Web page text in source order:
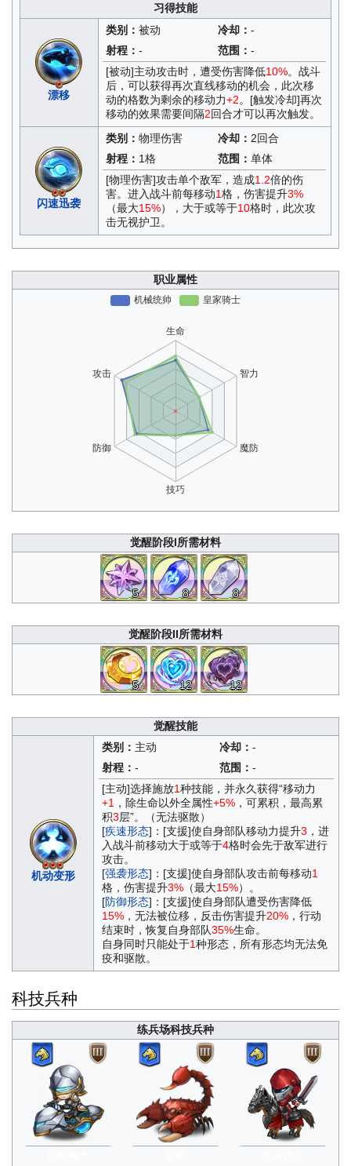
习得技能
漂移
类别：被动 冷却： -
射程：- 范围： -
[被动]主动攻击时，遭受伤害降低10%。战斗
后，可以获得再次直线移动的机会，此次移
动的格数为剩余的移动力+2。[触发冷却]再次
移动的效果需要间隔2回合才可以再次触发。
闪速迅袭
类别：物理伤害 冷却： 2回合
射程： 1格 范围： 单体
[物理伤害]攻击单个敌军，造成1.2倍的伤
害。进入战斗前每移动1格，伤害提升3%
（最大15%），大于或等于10格时，此次攻
击无视护卫。
职业属性
觉醒阶段I所需材料
5 8 8
觉醒阶段II所需材料
5 12 12
觉醒技能
机动变形
类别： 主动 冷却： -
射程： - 范围： -
[主动]选择施放1种技能，并永久获得“移动力
+1 ，除生命以外全属性+5%，可累积，最高累
积3层”。（无法驱散）
[疾速形态]：[支援]使自身部队移动力提升3 ，进
入战斗前移动大于或等于4格时会先于敌军进行
攻击。
[强袭形态]：[支援]使自身部队攻击前每移动1
格，伤害提升3%（最大15%）。
[防御形态]：[支援]使自身部队遭受伤害降低
15%，无法被位移，反击伤害提升20%，行动
结束时，恢复自身部队35%生命。
自身同时只能处于1种形态，所有形态均无法免
疫和驱散。
科技兵种
练兵场科技兵种